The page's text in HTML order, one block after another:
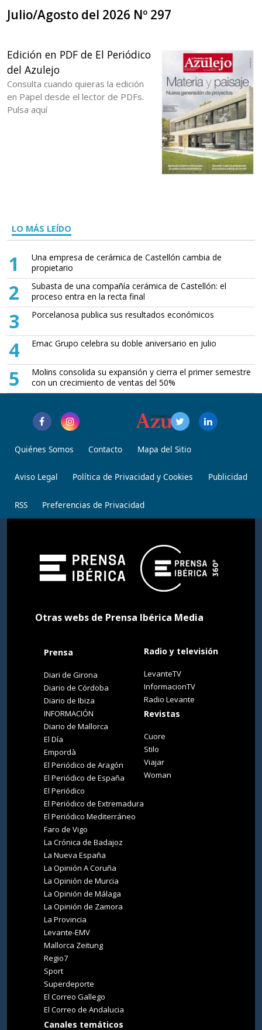
Julio/Agosto del 2026 Nº 297
Edición en PDF de El Periódico
del Azulejo
Consulta cuando quieras la edición
en Papel desde el lector de PDFs.
Pulsa aquí
LO MÁS LEÍDO
1
Una empresa de cerámica de Castellón cambia de
propietario
2
Subasta de una compañía cerámica de Castellón: el
proceso entra en la recta final
3 Porcelanosa publica sus resultados económicos
4 Emac Grupo celebra su doble aniversario en julio
5
Molins consolida su expansión y cierra el primer semestre
con un crecimiento de ventas del 50%
Quiénes Somos Contacto Mapa del Sitio
Aviso Legal Política de Privacidad y Cookies Publicidad
RSS Preferencias de Privacidad
Otras webs de Prensa Ibérica Media
Prensa
Diari de Girona
Diario de Córdoba
Diario de Ibiza
INFORMACIÓN
Diario de Mallorca
El Día
Empordà
El Periódico de Aragón
El Periódico de España
El Periódico
El Periódico de Extremadura
El Periódico Mediterráneo
Faro de Vigo
La Crónica de Badajoz
La Nueva España
La Opinión A Coruña
La Opinión de Murcia
La Opinión de Málaga
La Opinión de Zamora
La Provincia
Levante-EMV
Mallorca Zeitung
Regio7
Sport
Superdeporte
El Correo Gallego
El Correo de Andalucia
Canales temáticos
Radio y televisión
LevanteTV
InformacionTV
Radio Levante
Revistas
Cuore
Stilo
Viajar
Woman